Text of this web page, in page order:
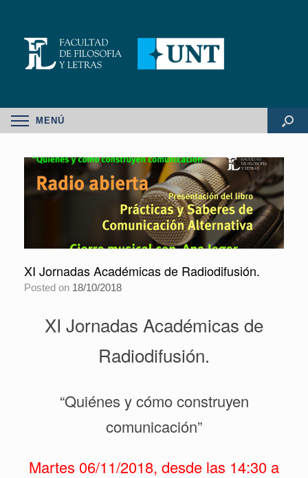
MENÚ
XI Jornadas Académicas de Radiodifusión.
Posted on 18/10/2018
XI Jornadas Académicas de
Radiodifusión.
“Quiénes y cómo construyen
comunicación”
Martes 06/11/2018, desde las 14:30 a